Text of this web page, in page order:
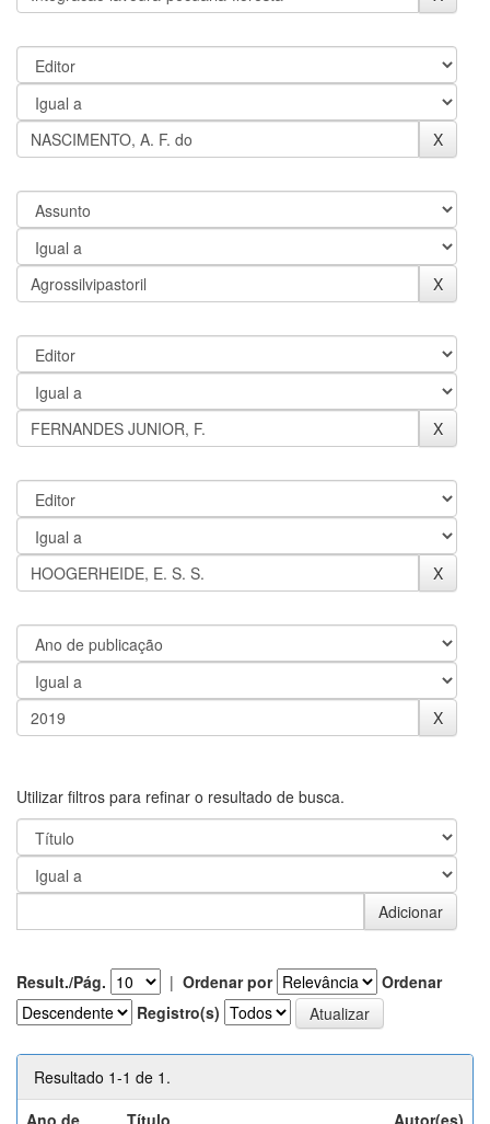
Utilizar filtros para refinar o resultado de busca.
Result./Pág. | Ordenar por
Ordenar
Registro(s)
Resultado 1-1 de 1.
Ano de
Título Autor(es)